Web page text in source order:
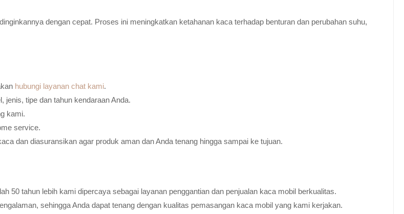
dengan cepat. Proses ini meningkatkan ketahanan kaca terhadap benturan dan perubahan suhu,
hubungi layanan chat kami.
tipe dan tahun kendaraan Anda.
kami.
service.
dan diasuransikan agar produk aman dan Anda tenang hingga sampai ke tujuan.
50 tahun lebih kami dipercaya sebagai layanan penggantian dan penjualan kaca mobil berkualitas.
sehingga Anda dapat tenang dengan kualitas pemasangan kaca mobil yang kami kerjakan.